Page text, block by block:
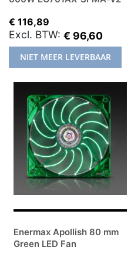
€ 116,89
€ 96,60
NIET MEER LEVERBAAR
Enermax Apollish 80 mm
Green LED Fan